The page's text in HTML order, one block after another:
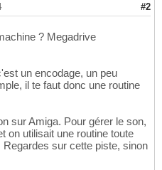
#2
? Megadrive
un encodage, un peu
il te faut donc une routine
sur Amiga. Pour gérer le son,
on utilisait une routine toute
sur cette piste, sinon